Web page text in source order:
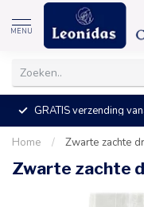
MENU
GRATIS verzending
Home / Zwarte zachte
Zwarte zachte